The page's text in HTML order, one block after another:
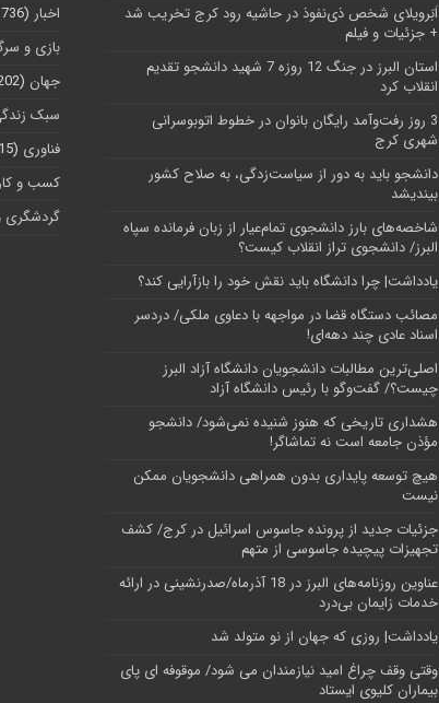
اَبَر‌ویلای شخص ذی‌نفوذ در حاشیه‌ رود کرج تخریب شد
+ جزئیات و فیلم
استان البرز در جنگ 12 روزه 7 شهید دانشجو تقدیم
انقلاب کرد
3 روز رفت‌وآمد رایگان بانوان در خطوط اتوبوسرانی
شهری کرج
دانشجو باید به دور از سیاست‌زدگی، به صلاح کشور
بیندیشد
شاخصه‌های بارز دانشجوی تمام‌عیار از زبان فرمانده سپاه
البرز/ دانشجوی تراز انقلاب کیست؟
یادداشت| چرا دانشگاه باید نقش خود را بازآرایی کند؟
مصائب دستگاه قضا در مواجهه با دعاوی ملکی/ دردسر
اسناد عادی چند‌ دهه‌ای!
اصلی‌ترین مطالبات دانشجویان دانشگاه آزاد البرز
چیست؟/ گفت‌وگو با رئیس دانشگاه آز‌اد
هشداری تاریخی که هنوز شنیده نمی‌شود/ دانشجو
مؤذن جامعه است نه تماشاگر!
هیچ توسعه پایداری بدون همراهی دانشجویان ممکن
نیست
جزئیات جدید از پرونده جاسوس اسرائیل در کرج/‌ کشف
تجهیزات پیچیده جاسوسی از متهم
عناوین روزنامه‌های البرز در ‌18 آذرماه/صدرنشینی در ارائه
خدمات زایمان بی‌درد
یادداشت| روزی که جهان از نو متولد شد
وقتی وقف چراغ امید نیازمندان می شود/ موقوفه ای پای
بیماران کلیوی ایستاد
اخبار (11,736)
بازی و
جهان (202)
سبک
فناوری (115)
کسب و
گردشگری